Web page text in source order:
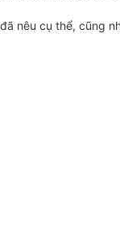
nêu cụ thể, cũng